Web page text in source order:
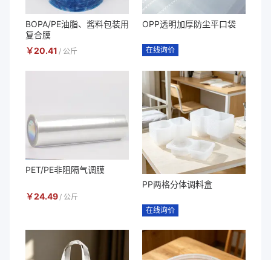
BOPA/PE油脂、酱料包装用
复合膜
￥20.41 / 公斤
OPP透明加厚防尘平口袋
在线询价
PET/PE非阻隔气调膜
￥24.49 / 公斤
PP两格分体调料盒
在线询价